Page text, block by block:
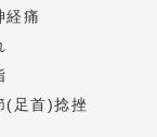
経痛
(足首)捻挫